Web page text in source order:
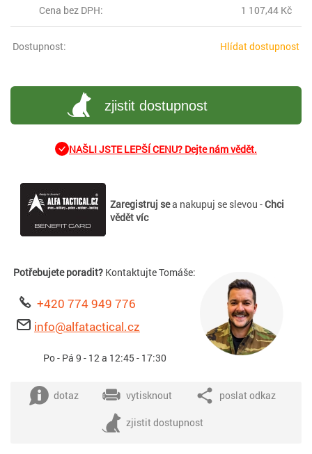
Cena bez DPH: 1 107,44 Kč
Dostupnost: Hlídat dostupnost
zjistit dostupnost
NAŠLI JSTE LEPŠÍ CENU? Dejte nám vědět.
Zaregistruj sea nakupuj se slevou -Chci
vědět víc
Potřebujete poradit? Kontaktujte Tomáše:
+420 774 949 776
info@alfatactical.cz
Po - Pá 9 - 12 a 12:45 - 17:30
dotaz vytisknout poslat odkaz
zjistit dostupnost